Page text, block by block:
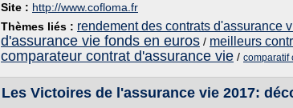
Site : http://www.cofloma.fr
Thèmes liés : rendement des contrats d'assurance
d'assurance vie fonds en euros / meilleurs
comparateur contrat d'assurance vie / comparatif
Les Victoires de l'assurance vie 2017: